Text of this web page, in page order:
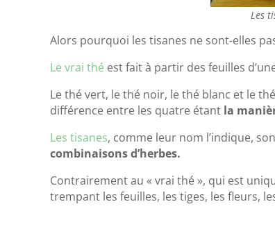
Les
Alors pourquoi les tisanes ne sont-elles
Le vrai thé est fait à partir des feuilles
Le thé vert, le thé noir, le thé blanc et le
différence entre les quatre étant la
Les tisanes, comme leur nom l’indique,
combinaisons d’herbes.
Contrairement au « vrai thé », qui est
trempant les feuilles, les tiges, les fleurs,